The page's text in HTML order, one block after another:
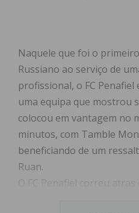
Naquele que foi o
Russiano ao serviço de
profissional, o FC
uma equipa que mostrou
colocou em vantagem no
minutos, com Tamble
beneficiando de um
Ruan.